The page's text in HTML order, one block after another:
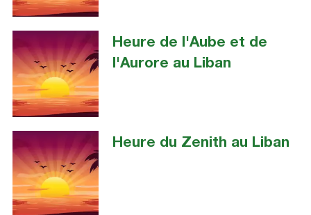
Heure de l'Aube et de
l'Aurore au Liban
Heure du Zenith au Liban